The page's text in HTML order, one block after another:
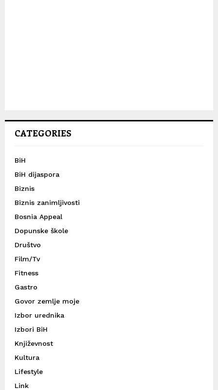
CATEGORIES
BiH
BiH dijaspora
Biznis
Biznis zanimljivosti
Bosnia Appeal
Dopunske škole
Društvo
Film/Tv
Fitness
Gastro
Govor zemlje moje
Izbor urednika
Izbori BiH
Književnost
Kultura
Lifestyle
Link